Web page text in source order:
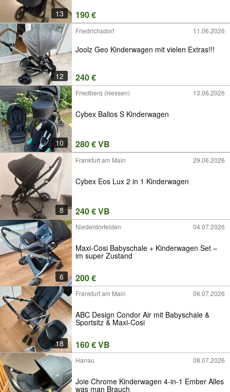
13 190 €
12
Friedrichsdorf 11.06.2026
Joolz Geo Kinderwagen mit vielen Extras!!!
240 €
10
Friedberg (Hessen) 13.06.2026
Cybex Balios S Kinderwagen
280 € VB
8
Frankfurt am Main 29.06.2026
Cybex Eos Lux 2 in 1 Kinderwagen
240 € VB
6
Niederdorfelden 04.07.2026
Maxi-Cosi Babyschale + Kinderwagen Set –
im super Zustand
200 €
18
Frankfurt am Main 06.07.2026
ABC Design Condor Air mit Babyschale &
Sportsitz & Maxi-Cosi
160 € VB
Hanau 08.07.2026
Joie Chrome Kinderwagen 4-in-1 Ember Alles
was man Brauch